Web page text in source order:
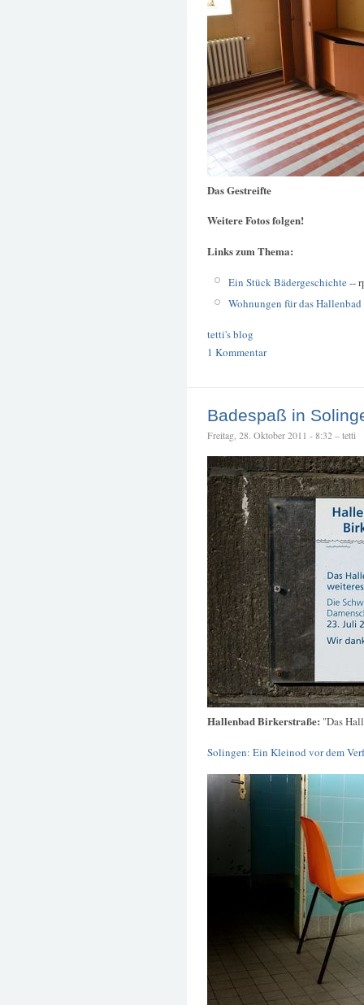
Das Gestreifte
Weitere Fotos folgen!
Links zum Thema:
Ein Stück Bädergeschichte--
Wohnungen für das
tetti's blog
1 Kommentar
Badespaß in
Freitag, 28. Oktober 2011 - 8:32 – tetti
Hallenbad Birkerstraße: "Das
Solingen: Ein Kleinod vor dem